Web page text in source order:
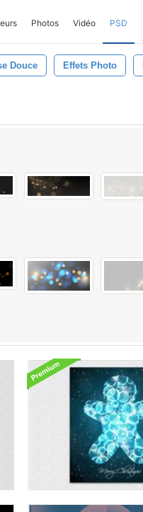
Photos Vidéo PSD
Douce Effets Photo